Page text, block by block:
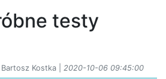
testy
Bartosz Kostka | 2020-10-06 09:45:00